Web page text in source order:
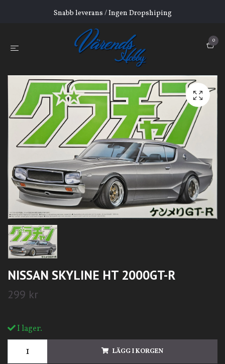
Snabb leverans / Ingen Dropshiping
0
NISSAN SKYLINE HT 2000GT-R
299 kr
I lager.
LÄGG I KORGEN